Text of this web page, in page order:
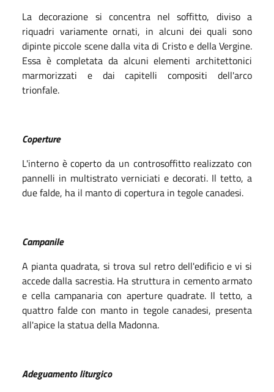
La decorazione si concentra nel soffitto, diviso a
riquadri variamente ornati, in alcuni dei quali sono
dipinte piccole scene dalla vita di Cristo e della Vergine.
Essa è completata da alcuni elementi architettonici
marmorizzati e dai capitelli compositi dell'arco
trionfale.
Coperture
L'interno è coperto da un controsoffitto realizzato con
pannelli in multistrato verniciati e decorati. Il tetto, a
due falde, ha il manto di copertura in tegole canadesi.
Campanile
A pianta quadrata, si trova sul retro dell'edificio e vi si
accede dalla sacrestia. Ha struttura in cemento armato
e cella campanaria con aperture quadrate. Il tetto, a
quattro falde con manto in tegole canadesi, presenta
all'apice la statua della Madonna.
Adeguamento liturgico